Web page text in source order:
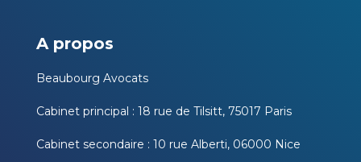
A propos
Beaubourg Avocats
Cabinet principal : 18 rue de Tilsitt, 75017 Paris
Cabinet secondaire : 10 rue Alberti, 06000 Nice